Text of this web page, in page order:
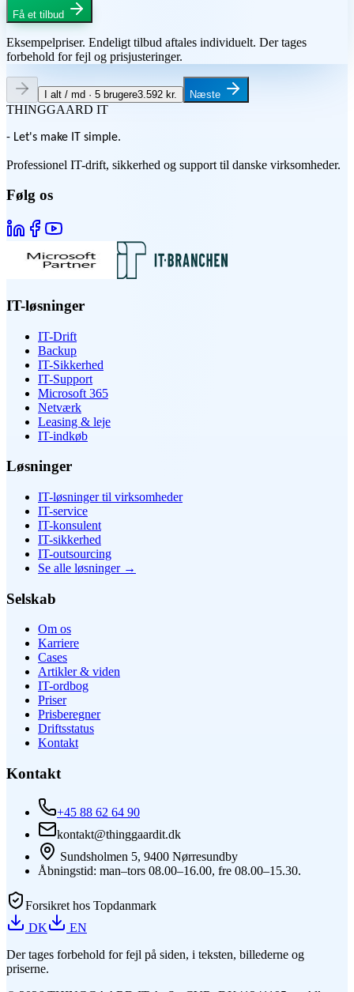
Få et tilbud
Eksempelpriser. Endeligt tilbud aftales individuelt. Der tages
forbehold for fejl og prisjusteringer.
I alt / md · 5 brugere3.592 kr. Næste
THINGGAARD IT
- Let's make IT simple.
Professionel IT-drift, sikkerhed og support til danske virksomheder.
Følg os
IT-løsninger
IT-Drift
Backup
IT-Sikkerhed
IT-Support
Microsoft 365
Netværk
Leasing & leje
IT-indkøb
Løsninger
IT-løsninger til virksomheder
IT-service
IT-konsulent
IT-sikkerhed
IT-outsourcing
Se alle løsninger→
Selskab
Om os
Karriere
Cases
Artikler & viden
IT-ordbog
Priser
Prisberegner
Driftsstatus
Kontakt
Kontakt
+45 88 62 64 90
kontakt@thinggaardit.dk
Sundsholmen 5, 9400 Nørresundby
Åbningstid: man–tors 08.00–16.00, fre 08.00–15.30.
Forsikret hos Topdanmark
DK
EN
Der tages forbehold for fejl på siden, i teksten, billederne og
priserne.